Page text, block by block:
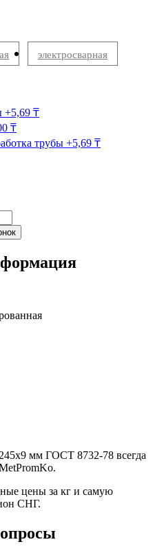
электросварная
+5,69 ₸
₸
трубы +5,69 ₸
мм ГОСТ 8732-78 всегда
цены за кг и самую
СНГ.